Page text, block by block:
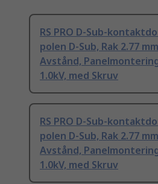
RS PRO D-Sub-
polen D-Sub, Rak 2.77 mm
Avstånd,
1.0kV, med Skruv
RS PRO D-Sub-
polen D-Sub, Rak 2.77 mm
Avstånd,
1.0kV, med Skruv